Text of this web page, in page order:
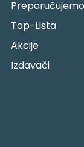
Preporučujemo
Top-Lista
Akcije
Izdavači